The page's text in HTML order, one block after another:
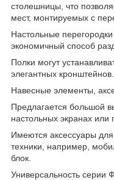
столешницы, что
мест, монтируемых с
Настольные
экономичный способ
Полки могут
элегантных кронштейнов.
Навесные элементы,
Предлагается большой
настольных экранах или
Имеются аксессуары
техники, например,
блок.
Универсальность